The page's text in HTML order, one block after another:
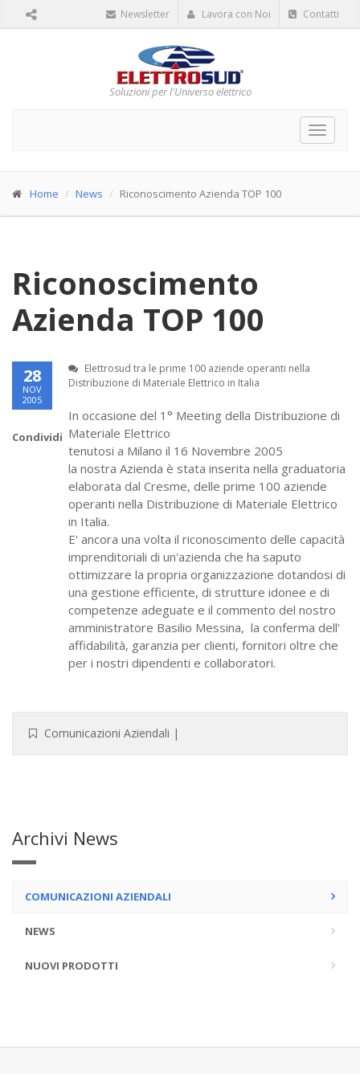
Newsletter Lavora con Noi Contatti
Soluzioni per l'Universo elettrico
Toggle
Home News Riconoscimento Azienda TOP 100
Riconoscimento
Azienda TOP 100
28
NOV
2005
Condividi
Elettrosud tra le prime 100 aziende operanti nella
Distribuzione di Materiale Elettrico in Italia
In occasione del 1° Meeting della Distribuzione di
Materiale Elettrico
tenutosi a Milano il 16 Novembre 2005
la nostra Azienda è stata inserita nella graduatoria
elaborata dal Cresme, delle prime 100 aziende
operanti nella Distribuzione di Materiale Elettrico
in Italia.
E' ancora una volta il riconoscimento delle capacità
imprenditoriali di un'azienda che ha saputo
ottimizzare la propria organizzazione dotandosi di
una gestione efficiente, di strutture idonee e di
competenze adeguate e il commento del nostro
amministratore Basilio Messina, la conferma dell'
affidabilità, garanzia per clienti, fornitori oltre che
per i nostri dipendenti e collaboratori.
Comunicazioni Aziendali |
Archivi News
COMUNICAZIONI AZIENDALI
NEWS
NUOVI PRODOTTI